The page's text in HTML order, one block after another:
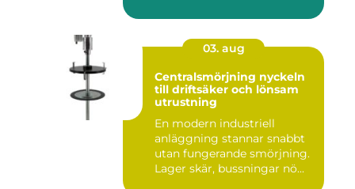
03. aug
Centralsmörjning nyckeln
till driftsäker och lönsam
utrustning
En modern industriell
anläggning stannar snabbt
utan fungerande smörjning.
Lager skär, bussningar nö...